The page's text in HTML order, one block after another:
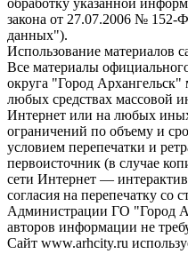
обработку указанной
закона от 27.07.2006 № 152-
данных").
Использование материалов
Все материалы
округа "Город Архангельск"
любых средствах массовой
Интернет или на любых
ограничений по объему и
условием перепечатки и
первоисточник (в случае
сети Интернет —
согласия на перепечатку со
Администрации ГО "Город
авторов информации не
Сайт www.arhcity.ru